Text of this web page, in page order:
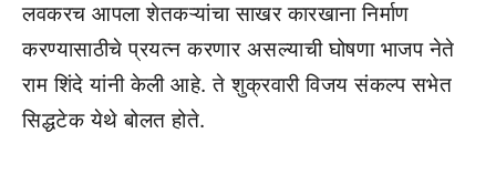
लवकरच आपला शेतकऱ्यांचा साखर कारखाना निर्माण
करण्यासाठीचे प्रयत्न करणार असल्याची घोषणा भाजप नेते
राम शिंदे यांनी केली आहे. ते शुक्रवारी विजय संकल्प सभेत
सिद्धटेक येथे बोलत होते.